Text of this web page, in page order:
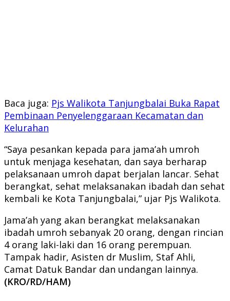
Baca juga: Pjs Walikota Tanjungbalai Buka Rapat
Pembinaan Penyelenggaraan Kecamatan dan
Kelurahan
“Saya pesankan kepada para jama’ah umroh
untuk menjaga kesehatan, dan saya berharap
pelaksanaan umroh dapat berjalan lancar. Sehat
berangkat, sehat melaksanakan ibadah dan sehat
kembali ke Kota Tanjungbalai,” ujar Pjs Walikota.
Jama’ah yang akan berangkat melaksanakan
ibadah umroh sebanyak 20 orang, dengan rincian
4 orang laki-laki dan 16 orang perempuan.
Tampak hadir, Asisten dr Muslim, Staf Ahli,
Camat Datuk Bandar dan undangan lainnya.
(KRO/RD/HAM)